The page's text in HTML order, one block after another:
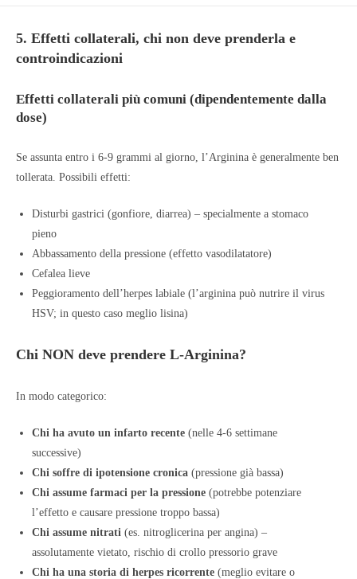
5. Effetti collaterali, chi non deve prenderla e
controindicazioni
Effetti collaterali più comuni (dipendentemente dalla
dose)
Se assunta entro i 6-9 grammi al giorno, l’Arginina è generalmente ben
tollerata. Possibili effetti:
Disturbi gastrici (gonfiore, diarrea) – specialmente a stomaco
pieno
Abbassamento della pressione (effetto vasodilatatore)
Cefalea lieve
Peggioramento dell’herpes labiale (l’arginina può nutrire il virus
HSV; in questo caso meglio lisina)
Chi NON deve prendere L-Arginina?
In modo categorico:
Chi ha avuto un infarto recente (nelle 4-6 settimane
successive)
Chi soffre di ipotensione cronica (pressione già bassa)
Chi assume farmaci per la pressione (potrebbe potenziare
l’effetto e causare pressione troppo bassa)
Chi assume nitrati (es. nitroglicerina per angina) –
assolutamente vietato, rischio di crollo pressorio grave
Chi ha una storia di herpes ricorrente (meglio evitare o